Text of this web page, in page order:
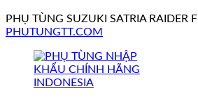
PHỤ TÙNG SUZUKI SATRIA RAIDER FI
PHUTUNGTT.COM